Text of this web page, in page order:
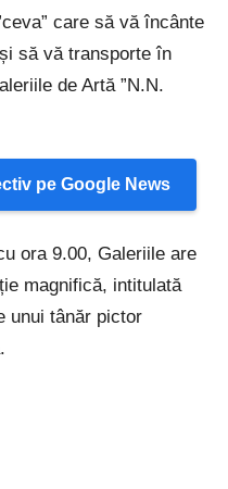
care să vă încânte
să vă transporte în
de Artă ”N.N.
pe Google News
ora 9.00, Galeriile are
magnifică, intitulată
unui tânăr pictor